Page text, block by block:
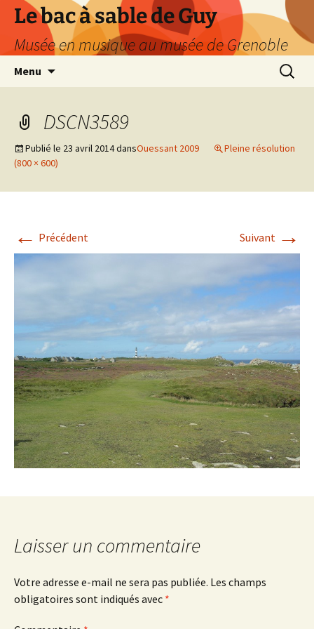
Le bac à sable de Guy
Musée en musique au musée de Grenoble
Menu
DSCN3589
Publié le 23 avril 2014dansOuessant 2009
Pleine résolution
(800 × 600)
← Précédent Suivant →
Laisser un commentaire
Votre adresse e-mail ne sera pas publiée. Les champs
obligatoires sont indiqués avec *